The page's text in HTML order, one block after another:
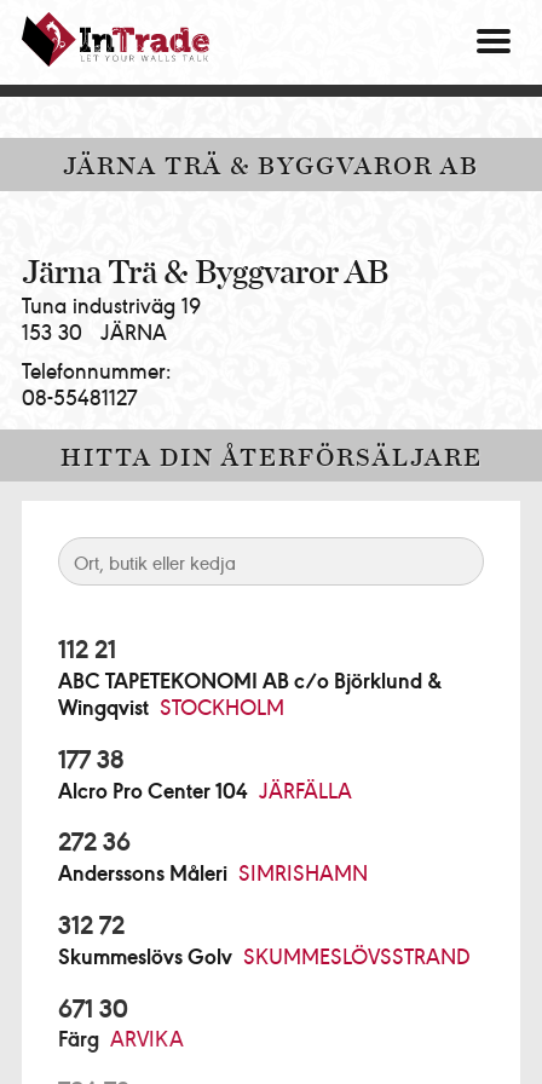
Intrade
ITG
AB
|
your
walls
talk
JÄRNA TRÄ & BYGGVAROR AB
Järna Trä & Byggvaror AB
Tuna industriväg 19
153 30
JÄRNA
Telefonnummer:
08-55481127
HITTA DIN ÅTERFÖRSÄLJARE
112 21
ABC TAPETEKONOMI AB c/o Björklund &
Wingqvist STOCKHOLM
177 38
Alcro Pro Center 104 JÄRFÄLLA
272 36
Anderssons Måleri SIMRISHAMN
312 72
Skummeslövs Golv SKUMMESLÖVSSTRAND
671 30
Färg ARVIKA
OM
VÅRA
HITTA